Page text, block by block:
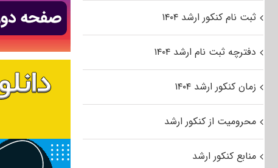
ثبت نام کنکور ارشد ۱۴۰۴
دفترچه ثبت نام ارشد ۱۴۰۴
زمان کنکور ارشد ۱۴۰۴
محرومیت از کنکور ارشد
منابع کنکور ارشد